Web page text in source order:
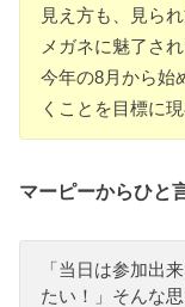
見え方も、見ら
メガネに魅了さ
今年の8月から始
くことを目標に
マーピーからひと
「当日は参加出
たい！」そんな